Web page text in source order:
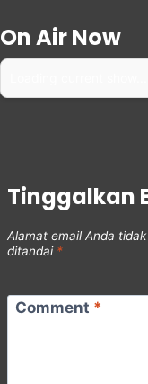
On Air Now
Tinggalkan
Alamat email Anda
ditandai *
Comment *